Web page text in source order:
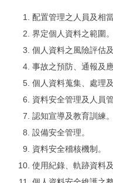
配置管理之人員及相當
界定個人資料之範圍。
個人資料之風險評估
事故之預防、通報及應
個人資料蒐集、處理
資料安全管理及人員管
認知宣導及教育訓練。
設備安全管理。
資料安全稽核機制。
使用紀錄、軌跡資料